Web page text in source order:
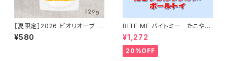
［夏限定］2026 ビオリオーブ 鶏
ハツ 夏のごちそう パパイヤ仕立
¥580
BITE ME バイトミー たこやき
になりたい！ボールトイ バイトミ
ー
¥1,272
20%OFF